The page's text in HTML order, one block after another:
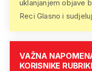
uklanjanjem objave
Reci Glasno i
VAŽNA
KORISNIKE